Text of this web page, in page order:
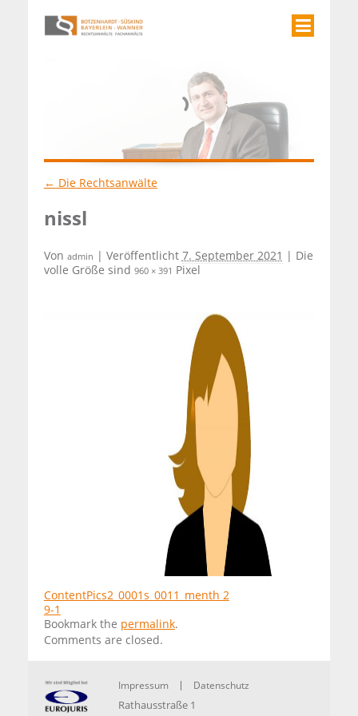
← Die Rechtsanwälte
nissl
Von admin | Veröffentlicht 7. September 2021 | Die
volle Größe sind 960 × 391 Pixel
ContentPics2_0001s_0011_menth 2
9-1
Bookmark the permalink.
Comments are closed.
Impressum Datenschutz
Rathausstraße 1